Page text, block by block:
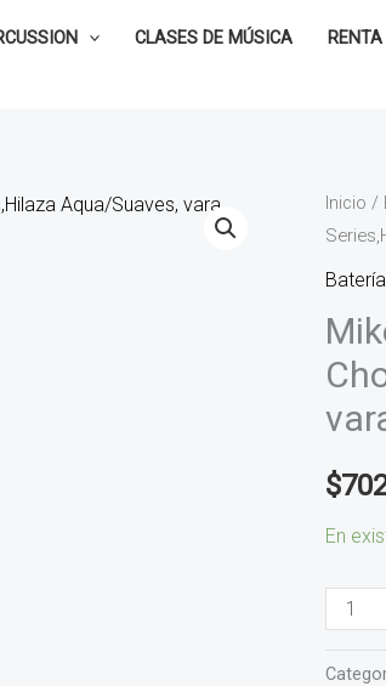
CLASES DE MÚSICA
Inicio /
$
En
Mike
Balter
vara